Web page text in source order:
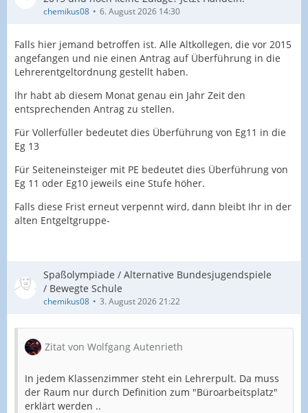
chemikus08 6. August 2026 14:30
Falls hier jemand betroffen ist. Alle Altkollegen, die vor 2015
angefangen und nie einen Antrag auf Überführung in die
Lehrerentgeltordnung gestellt haben.
Ihr habt ab diesem Monat genau ein Jahr Zeit den
entsprechenden Antrag zu stellen.
Für Vollerfüller bedeutet dies Überführung von Eg11 in die
Eg 13
Für Seiteneinsteiger mit PE bedeutet dies Überführung von
Eg 11 oder Eg10 jeweils eine Stufe höher.
Falls diese Frist erneut verpennt wird, dann bleibt Ihr in der
alten Entgeltgruppe-
Spaßolympiade / Alternative Bundesjugendspiele
/ Bewegte Schule
chemikus08 3. August 2026 21:22
Zitat von Wolfgang Autenrieth
In jedem Klassenzimmer steht ein Lehrerpult. Da muss
der Raum nur durch Definition zum "Büroarbeitsplatz"
erklärt werden ..